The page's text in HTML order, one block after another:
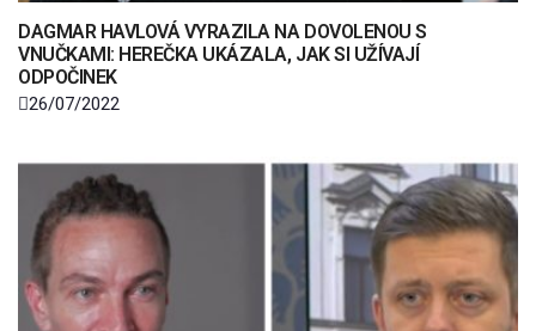
DAGMAR HAVLOVÁ VYRAZILA NA DOVOLENOU S
VNUČKAMI: HEREČKA UKÁZALA, JAK SI UŽÍVAJÍ
ODPOČINEK
26/07/2022